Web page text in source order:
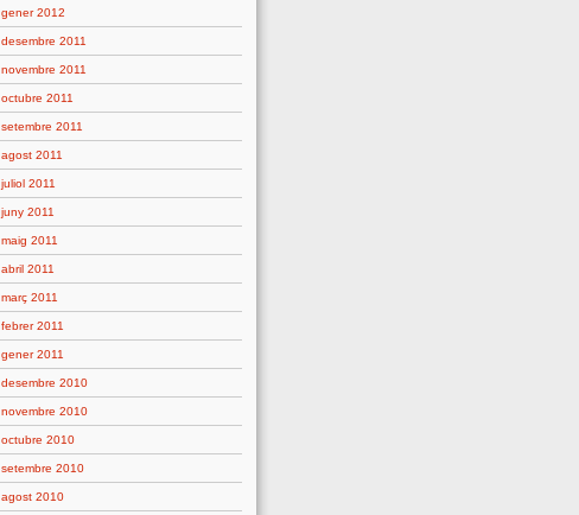
gener 2012
desembre 2011
novembre 2011
octubre 2011
setembre 2011
agost 2011
juliol 2011
juny 2011
maig 2011
abril 2011
març 2011
febrer 2011
gener 2011
desembre 2010
novembre 2010
octubre 2010
setembre 2010
agost 2010